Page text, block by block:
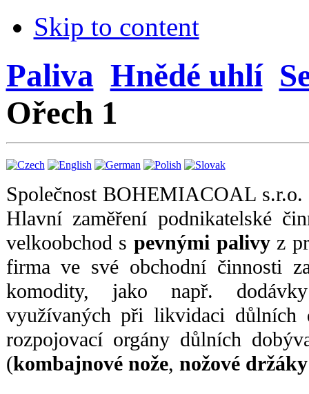
Skip to content
Paliva Hnědé uhlí
Ořech 1
Společnost BOHEMIACOAL s.r.o.
Hlavní zaměření podnikatelské
velkoobchod s pevnými palivyz
firma ve své obchodní činnosti
komodity, jako např.
využívaných při likvidaci důlních
rozpojovací orgány důlních
(kombajnové nože, nožové držáky